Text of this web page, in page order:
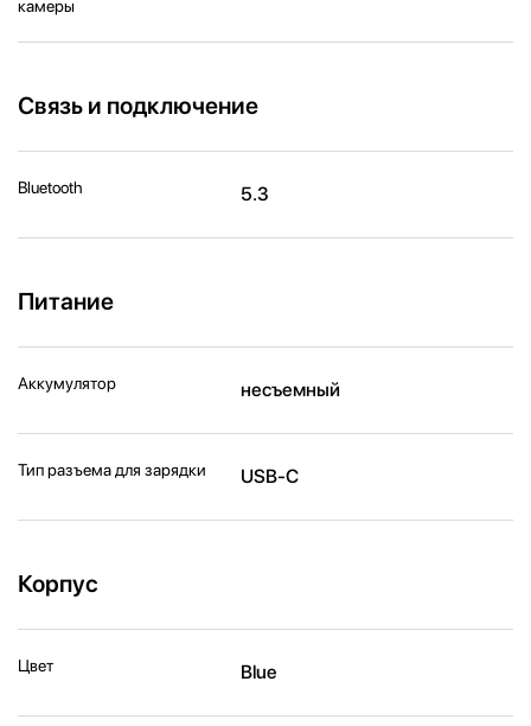
камеры
Связь и подключение
Bluetooth 5.3
Питание
Аккумулятор несъемный
Тип разъема для зарядки USB-C
Корпус
Цвет Blue